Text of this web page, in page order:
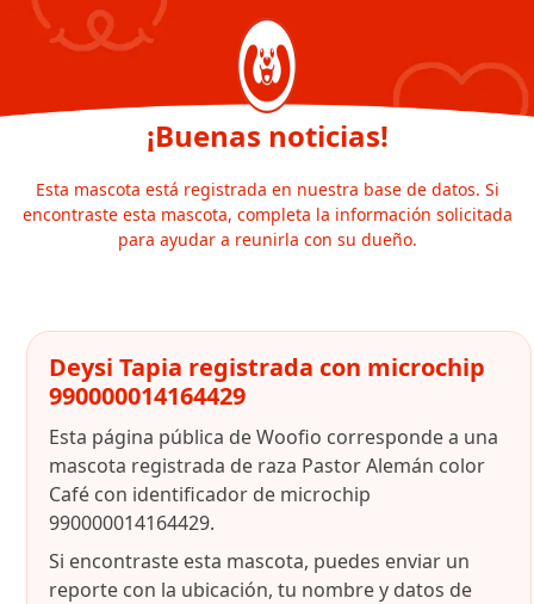
¡Buenas noticias!
Esta mascota está registrada en nuestra base de datos. Si
encontraste esta mascota, completa la información solicitada
para ayudar a reunirla con su dueño.
Deysi Tapia registrada con microchip
990000014164429
Esta página pública de Woofio corresponde a una
mascota registrada de raza Pastor Alemán color
Café con identificador de microchip
990000014164429.
Si encontraste esta mascota, puedes enviar un
reporte con la ubicación, tu nombre y datos de